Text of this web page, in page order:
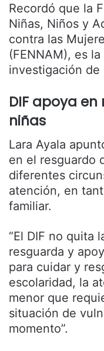
Recordó que la
Niñas, Niños y
contra las
(FENNAM), es
investigación de
DIF apoya
niñas
Lara Ayala
en el resguardo
diferentes
atención, en
familiar.
“El DIF no quita
resguarda y
para cuidar y
escolaridad, la
menor que
situación de
momento”.